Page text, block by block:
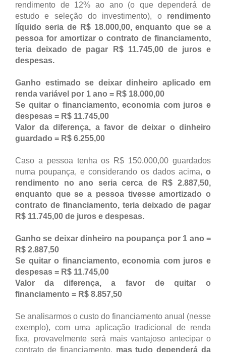
rendimento de 12% ao ano (o que dependerá de
estudo e seleção do investimento), o rendimento
líquido seria de R$ 18.000,00, enquanto que se a
pessoa for amortizar o contrato de financiamento,
teria deixado de pagar R$ 11.745,00 de juros e
despesas.
Ganho estimado se deixar dinheiro aplicado em
renda variável por 1 ano = R$ 18.000,00
Se quitar o financiamento, economia com juros e
despesas = R$ 11.745,00
Valor da diferença, a favor de deixar o dinheiro
guardado = R$ 6.255,00
Caso a pessoa tenha os R$ 150.000,00 guardados
numa poupança, e considerando os dados acima, o
rendimento no ano seria cerca de R$ 2.887,50,
enquanto que se a pessoa tivesse amortizado o
contrato de financiamento, teria deixado de pagar
R$ 11.745,00 de juros e despesas.
Ganho se deixar dinheiro na poupança por 1 ano =
R$ 2.887,50
Se quitar o financiamento, economia com juros e
despesas = R$ 11.745,00
Valor da diferença, a favor de quitar o
financiamento = R$ 8.857,50
Se analisarmos o custo do financiamento anual (nesse
exemplo), com uma aplicação tradicional de renda
fixa, provavelmente será mais vantajoso antecipar o
contrato de financiamento, mas tudo dependerá da